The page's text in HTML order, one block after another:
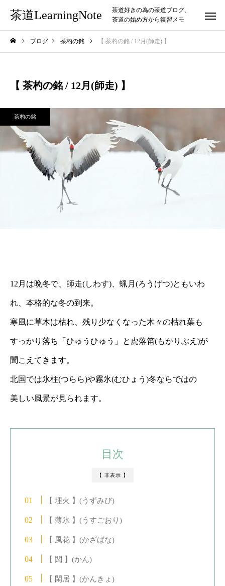
茶道LearningNote
茶道好きの為の茶道ブログ、
茶道の始め方から復習メモ
ブログ 茶杓の銘 【 茶杓の銘 / 12月(師走) 】
【 茶杓の銘 / 12月(師走) 】
茶杓の銘
12月は晩冬で、師走(しわす)、蝋月(ろうげつ)ともいわ
れ、本格的な冬の到来。
寒風に草木は枯れ、残り少なくなった木々の枯れ葉も
すっかり落ち「ひゅうひゅう」と虎落笛(もがりぶえ)が
聞こえてきます。
北国では氷柱(つらら)や霧氷(むひょう)冬ならではの
美しい風景が見られます。
【 非表示 】
目次
【 埋火 】(うずみび)
【 薄氷 】(うすごおり)
【 風花 】(かざばな)
【 関 】(かん)
【 閑居 】(かんきょ)